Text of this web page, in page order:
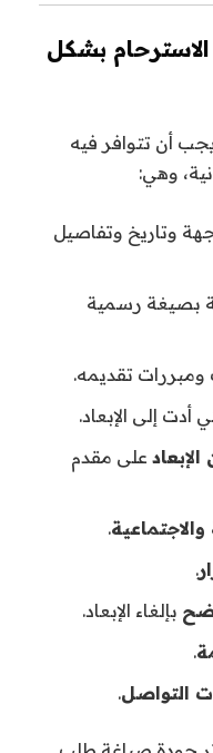
بشكل
أن تتوافر فيه
وهي:
وتاريخ وتفاصيل
بصيغة رسمية
تقديمه.
أدت إلى الإبعاد.
على مقدم
.
.
بإلغاء الإبعاد.
.
التواصل.